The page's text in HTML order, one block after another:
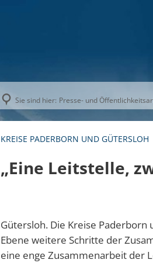
Sie sind hier: Presse- und
KREISE PADERBORN UND GÜTERSLOH
„Eine Leitstelle,
Gütersloh. Die Kreise
Ebene weitere Schritte der
eine enge Zusammenarbeit der